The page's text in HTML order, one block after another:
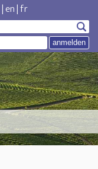
|en|fr